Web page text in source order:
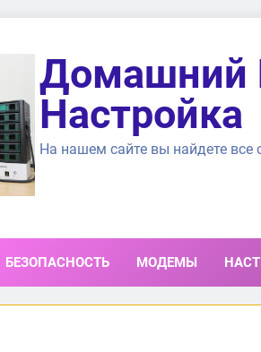
Домашний
Настройка
На нашем сайте вы найдете все
БЕЗОПАСНОСТЬ МОДЕМЫ